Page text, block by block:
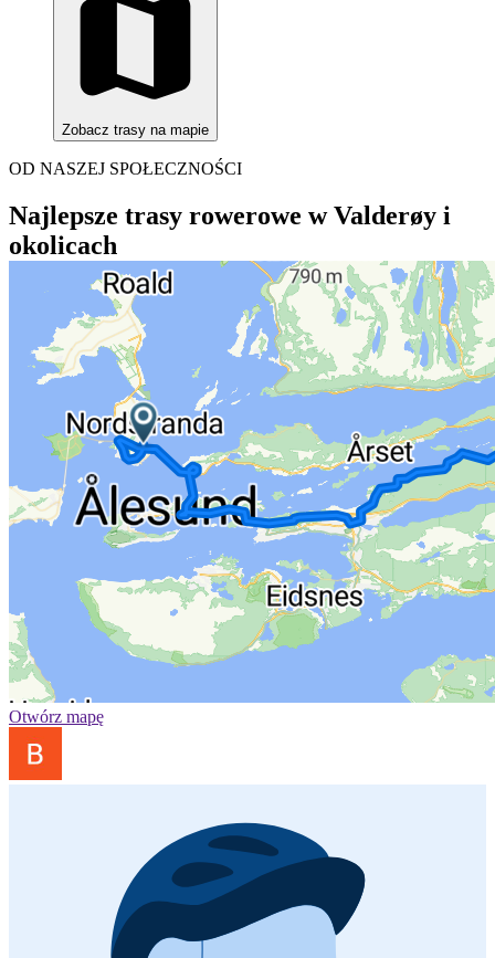
Zobacz trasy na mapie
OD NASZEJ SPOŁECZNOŚCI
Najlepsze trasy rowerowe w Valderøy i
okolicach
Otwórz mapę